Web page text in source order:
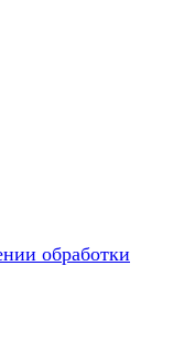
обработки